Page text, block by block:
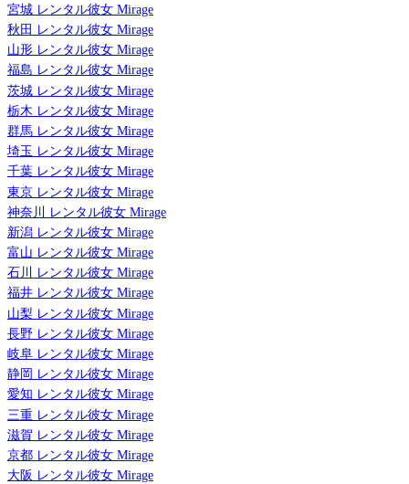
宮城 レンタル彼女 Mirage
秋田 レンタル彼女 Mirage
山形 レンタル彼女 Mirage
福島 レンタル彼女 Mirage
茨城 レンタル彼女 Mirage
栃木 レンタル彼女 Mirage
群馬 レンタル彼女 Mirage
埼玉 レンタル彼女 Mirage
千葉 レンタル彼女 Mirage
東京 レンタル彼女 Mirage
神奈川 レンタル彼女 Mirage
新潟 レンタル彼女 Mirage
富山 レンタル彼女 Mirage
石川 レンタル彼女 Mirage
福井 レンタル彼女 Mirage
山梨 レンタル彼女 Mirage
長野 レンタル彼女 Mirage
岐阜 レンタル彼女 Mirage
静岡 レンタル彼女 Mirage
愛知 レンタル彼女 Mirage
三重 レンタル彼女 Mirage
滋賀 レンタル彼女 Mirage
京都 レンタル彼女 Mirage
大阪 レンタル彼女 Mirage